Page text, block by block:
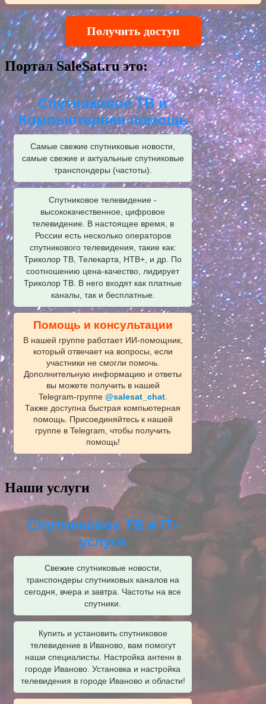
Получить доступ
Портал SaleSat.ru это:
Спутниковое ТВ и
Компьютерная помощь
Самые свежие спутниковые новости,
самые свежие и актуальные спутниковые
транспондеры (частоты).
Спутниковое телевидение -
высококачественное, цифровое
телевидение. В настоящее время, в
России есть несколько операторов
спутникового телевидения, такие как:
Триколор ТВ, Телекарта, НТВ+, и др. По
соотношению цена-качество, лидирует
Триколор ТВ. В него входят как платные
каналы, так и бесплатные.
Помощь и консультации
В нашей группе работает ИИ‑помощник,
который отвечает на вопросы, если
участники не смогли помочь.
Дополнительную информацию и ответы
вы можете получить в нашей
Telegram‑группе @salesat_chat.
Также доступна быстрая компьютерная
помощь. Присоединяйтесь к нашей
группе в Telegram, чтобы получить
помощь!
Наши услуги
Спутниковое ТВ и IT-
услуги
Свежие спутниковые новости,
транспондеры спутниковых каналов на
сегодня, вчера и завтра. Частоты на все
спутники.
Купить и установить спутниковое
телевидение в Иваново, вам помогут
наши специалисты. Настройка антенн в
городе Иваново. Установка и настройка
телевидения в городе Иваново и области!